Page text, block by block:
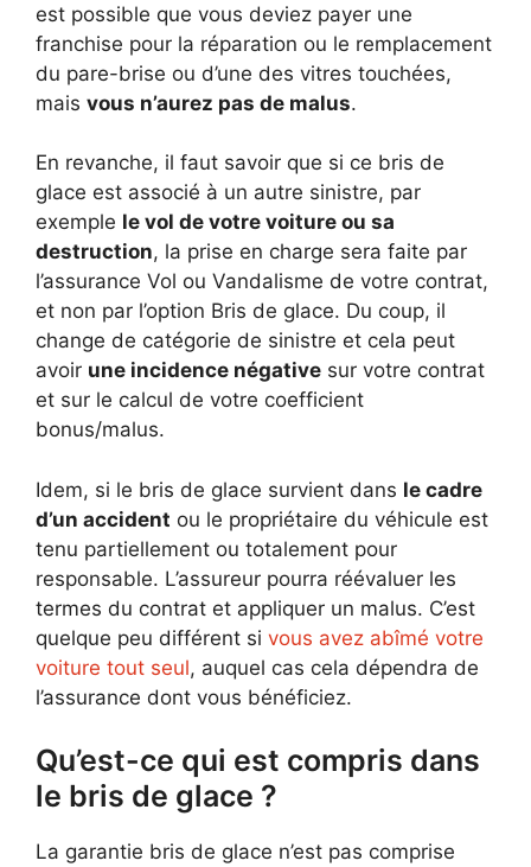
est possible que vous deviez payer une
franchise pour la réparation ou le remplacement
du pare-brise ou d’une des vitres touchées,
mais vous n’aurez pas de malus.
En revanche, il faut savoir que si ce bris de
glace est associé à un autre sinistre, par
exemple le vol de votre voiture ou sa
destruction, la prise en charge sera faite par
l’assurance Vol ou Vandalisme de votre contrat,
et non par l’option Bris de glace. Du coup, il
change de catégorie de sinistre et cela peut
avoir une incidence négative sur votre contrat
et sur le calcul de votre coefficient
bonus/malus.
Idem, si le bris de glace survient dans le cadre
d’un accident ou le propriétaire du véhicule est
tenu partiellement ou totalement pour
responsable. L’assureur pourra réévaluer les
termes du contrat et appliquer un malus. C’est
quelque peu différent si vous avez abîmé votre
voiture tout seul, auquel cas cela dépendra de
l’assurance dont vous bénéficiez.
Qu’est-ce qui est compris dans
le bris de glace ?
La garantie bris de glace n’est pas comprise